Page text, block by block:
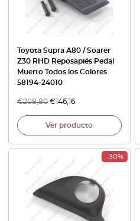
Toyota Supra A80 / Soarer
Z30 RHD Reposapiés Pedal
Muerto Todos los Colores
58194-24010
€208,80 €146,16
Ver producto
-30%